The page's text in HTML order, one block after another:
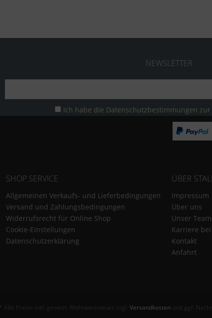
NEWSLETTER
Ich habe die Datenschutzbestimmungen
SHOP SERVICE
Allgemeinen Verkaufs- und Lieferbedingungen
Versand und Zahlungsbedingungen
Widerrufsrecht für Online Shop
Cookie-Einstellungen
Datenschutzerklärung
ÜBER
Impressum
Über uns
Unser Team
Karriere
Kontakt
Anfahrt
* Alle Preise inkl. gesetzl. Mehrwertsteuer zzgl. Versandkostenund ggf.